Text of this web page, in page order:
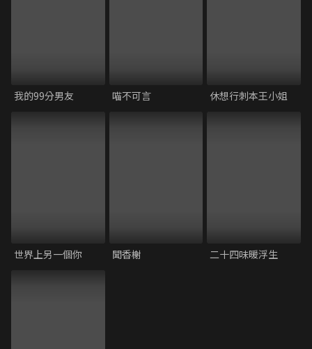
我的99分男友 喵不可言 休想行刺本王小姐
世界上另一個你 聞香榭 二十四味暖浮生